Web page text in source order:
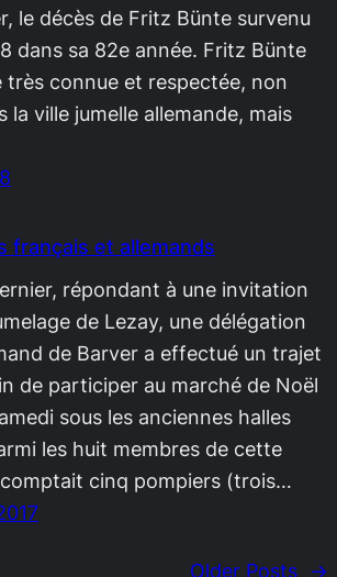
le décès de Fritz Bünte survenu
dans sa 82e année. Fritz Bünte
très connue et respectée, non
la ville jumelle allemande, mais
français et allemands
répondant à une invitation
de Lezay, une délégation
de Barver a effectué un trajet
de participer au marché de Noël
sous les anciennes halles
les huit membres de cette
cinq pompiers (trois…
Older Posts →